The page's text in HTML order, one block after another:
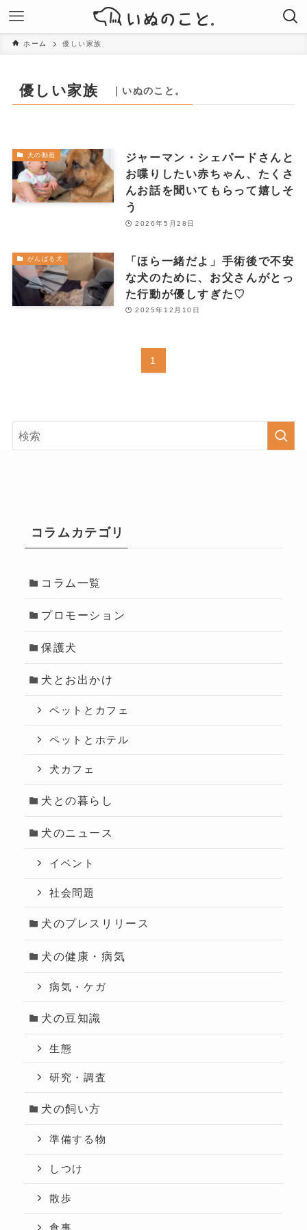
ホーム 優しい家族
優しい家族 ｜いぬのこと。
犬の動画
ジャーマン・シェパードさんと
お喋りしたい赤ちゃん、たくさ
んお話を聞いてもらって嬉しそ
う
2026年5月28日
がんばる犬
「ほら一緒だよ」手術後で不安
な犬のために、お父さんがとっ
た行動が優しすぎた♡
2025年12月10日
1
コラムカテゴリ
コラム一覧
プロモーション
保護犬
犬とお出かけ
ペットとカフェ
ペットとホテル
犬カフェ
犬との暮らし
犬のニュース
イベント
社会問題
犬のプレスリリース
犬の健康・病気
病気・ケガ
犬の豆知識
生態
研究・調査
犬の飼い方
準備する物
しつけ
散歩
食事